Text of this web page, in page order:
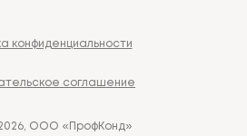
конфиденциальности
соглашение
ООО «ПрофКонд»